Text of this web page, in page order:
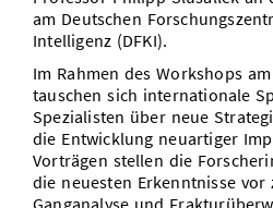
am Deutschen
Intelligenz (DFKI).
Im Rahmen des Workshops
tauschen sich internationale
Spezialisten über neue
die Entwicklung neuartiger
Vorträgen stellen die
die neuesten Erkenntnisse vor